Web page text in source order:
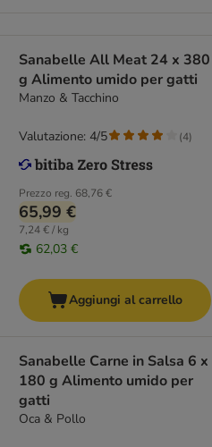
Sanabelle All Meat 24 x 380
g Alimento umido per gatti
Manzo & Tacchino
Prezzo reg. 68,76 €
65,99 €
7,24 € / kg
62,03 €
Valutazione: 4/5 (4)
Aggiungi al carrello
Sanabelle Carne in Salsa 6 x
180 g Alimento umido per
gatti
Oca & Pollo